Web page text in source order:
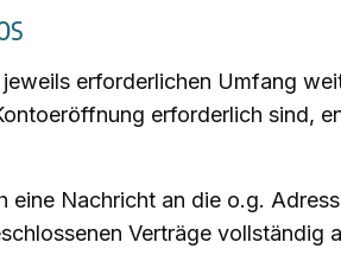
erforderlichen Umfang
erforderlich sind,
Nachricht an die o.g.
Verträge vollständig